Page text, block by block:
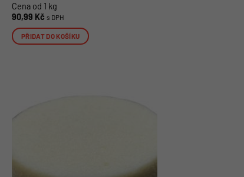
Cena od 1 kg
90,99 Kč s DPH
PŘIDAT DO KOŠÍKU